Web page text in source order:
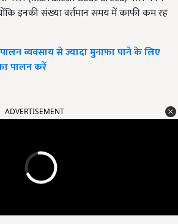
इनकी संख्या वर्तमान समय में काफी कम रह
व्यवसाय से ज्यादा मुनाफा पाने के लिए
पालन करें
ADVERTISEMENT